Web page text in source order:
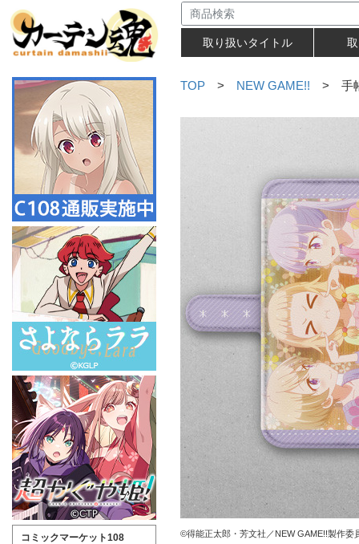
取り扱いタイトル
TOP > NEW GAME!! > 手帳
©得能正太郎・芳文社／NEW GAME!!製作委
コミックマーケット108